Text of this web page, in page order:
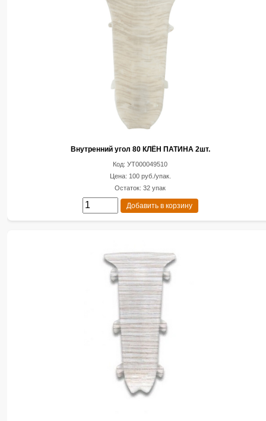
Внутренний угол 80 КЛЁН ПАТИНА 2шт.
Код: УТ000049510
Цена: 100 руб./упак.
Остаток: 32 упак
Добавить в корзину